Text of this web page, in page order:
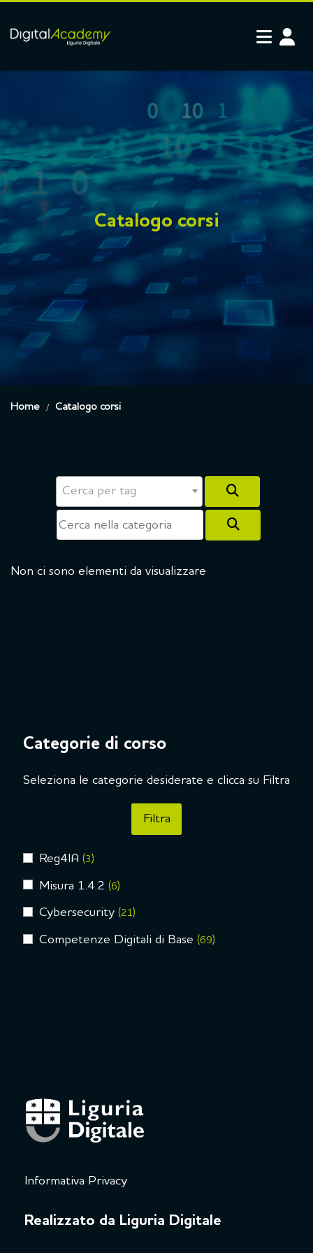
Catalogo corsi
Home Catalogo corsi
Cerca per tag
Non ci sono elementi da visualizzare
Categorie di corso
Seleziona le categorie desiderate e clicca su Filtra
Reg4IA (3)
Misura 1.4.2 (6)
Cybersecurity (21)
Competenze Digitali di Base (69)
Informativa Privacy
Realizzato da Liguria Digitale